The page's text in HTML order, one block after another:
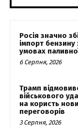
Росія значно
імпорт бензину
умовах
6 Серпня, 2026
Трамп
військового
на користь
переговорів
3 Серпня, 2026